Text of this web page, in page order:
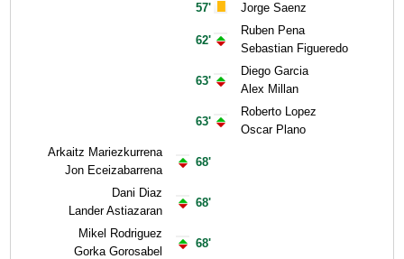
Arkaitz Mariezkurrena
Jon Eceizabarrena
Dani Diaz
Lander Astiazaran
Mikel Rodriguez
Gorka Gorosabel
57'
62'
63'
63'
68'
68'
68'
Jorge Saenz
Ruben Pena
Sebastian Figueredo
Diego Garcia
Alex Millan
Roberto Lopez
Oscar Plano